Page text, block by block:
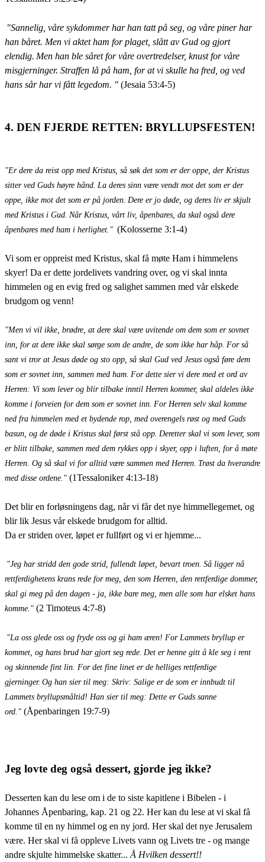
"Sannelig, våre sykdommer har han tatt på seg, og våre piner har
han båret. Men vi aktet ham for plaget, slått av Gud og gjort
elendig. Men han ble såret for våre overtredelser, knust for våre
misgjerninger. Straffen lå på ham, for at vi skulle ha fred, og ved
hans sår har vi fått legedom. " (Jesaia 53:4-5)
4. DEN FJERDE RETTEN: BRYLLUPSFESTEN!
"Er dere da reist opp med Kristus, så søk det som er der oppe, der Kristus
sitter ved Guds høyre hånd. La deres sinn være vendt mot det som er der
oppe, ikke mot det som er på jorden. Dere er jo døde, og deres liv er skjult
med Kristus i Gud. Når Kristus, vårt liv, åpenbares, da skal også dere
åpenbares med ham i herlighet." (Kolosserne 3:1-4)
Vi som er oppreist med Kristus, skal få møte Ham i himmelens
skyer! Da er dette jordelivets vandring over, og vi skal innta
himmelen og en evig fred og salighet sammen med vår elskede
brudgom og venn!
"Men vi vil ikke, brødre, at dere skal være uvitende om dem som er sovnet
inn, for at dere ikke skal sørge som de andre, de som ikke har håp. For så
sant vi tror at Jesus døde og sto opp, så skal Gud ved Jesus også føre dem
som er sovnet inn, sammen med ham. For dette sier vi dere med et ord av
Herren: Vi som lever og blir tilbake inntil Herren kommer, skal aldeles ikke
komme i forveien for dem som er sovnet inn. For Herren selv skal komme
ned fra himmelen med et bydende rop, med overengels røst og med Guds
basun, og de døde i Kristus skal først stå opp. Deretter skal vi som lever, som
er blitt tilbake, sammen med dem rykkes opp i skyer, opp i luften, for å møte
Herren. Og så skal vi for alltid være sammen med Herren. Trøst da hverandre
med disse ordene." (1Tessaloniker 4:13-18)
Det blir en forløsningens dag, når vi får det nye himmellegemet, og
blir lik Jesus vår elskede brudgom for alltid.
Da er striden over, løpet er fullført og vi er hjemme...
"Jeg har stridd den gode strid, fullendt løpet, bevart troen. Så ligger nå
rettferdighetens krans rede for meg, den som Herren, den rettferdige dommer,
skal gi meg på den dagen - ja, ikke bare meg, men alle som har elsket hans
komme." (2 Timoteus 4:7-8)
"La oss glede oss og fryde oss og gi ham æren! For Lammets bryllup er
kommet, og hans brud har gjort seg rede. Det er henne gitt å kle seg i rent
og skinnende fint lin. For det fine linet er de helliges rettferdige
gjerninger. Og han sier til meg: Skriv: Salige er de som er innbudt til
Lammets bryllupsmåltid! Han sier til meg: Dette er Guds sanne
ord." (Åpenbaringen 19:7-9)
Jeg lovte deg også dessert, gjorde jeg ikke?
Desserten kan du lese om i de to siste kapitlene i Bibelen - i
Johannes Åpenbaring, kap. 21 og 22. Her kan du lese at vi skal få
komme til en ny himmel og en ny jord. Her skal det nye Jerusalem
være. Her skal vi få oppleve Livets vann og Livets tre - og mange
andre skjulte himmelske skatter... Å Hvilken dessert!!